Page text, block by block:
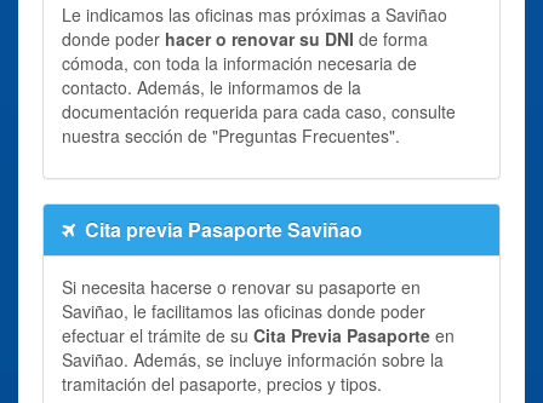
Le indicamos las oficinas mas próximas a Saviñao
donde poder hacer o renovar su DNI de forma
cómoda, con toda la información necesaria de
contacto. Además, le informamos de la
documentación requerida para cada caso, consulte
nuestra sección de "Preguntas Frecuentes".
Cita previa Pasaporte Saviñao
Si necesita hacerse o renovar su pasaporte en
Saviñao, le facilitamos las oficinas donde poder
efectuar el trámite de su Cita Previa Pasaporte en
Saviñao. Además, se incluye información sobre la
tramitación del pasaporte, precios y tipos.